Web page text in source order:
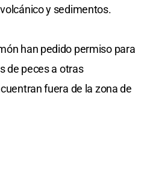
y sedimentos.
han pedido permiso para
de peces a otras
fuera de la zona de